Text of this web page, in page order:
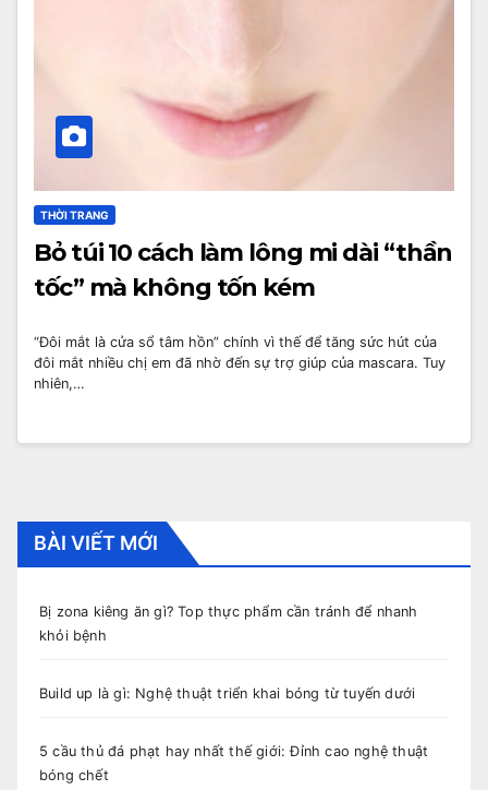
THỜI TRANG
Bỏ túi 10 cách làm lông mi dài “thần
tốc” mà không tốn kém
“Đôi mắt là cửa sổ tâm hồn” chính vì thế để tăng sức hút của
đôi mắt nhiều chị em đã nhờ đến sự trợ giúp của mascara. Tuy
nhiên,…
BÀI VIẾT MỚI
Bị zona kiêng ăn gì? Top thực phẩm cần tránh để nhanh
khỏi bệnh
Build up là gì: Nghệ thuật triển khai bóng từ tuyến dưới
5 cầu thủ đá phạt hay nhất thế giới: Đỉnh cao nghệ thuật
bóng chết